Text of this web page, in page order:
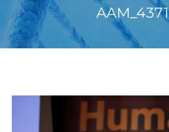
AAM_4371